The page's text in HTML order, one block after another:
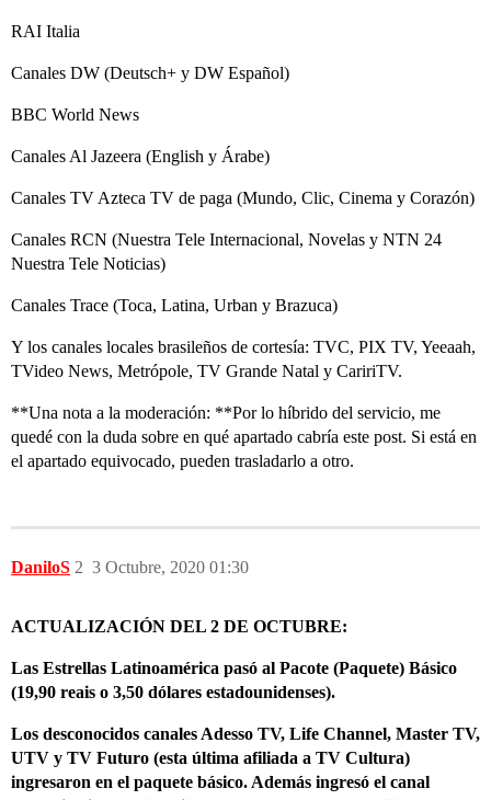
RAI Italia
Canales DW (Deutsch+ y DW Español)
BBC World News
Canales Al Jazeera (English y Árabe)
Canales TV Azteca TV de paga (Mundo, Clic, Cinema y Corazón)
Canales RCN (Nuestra Tele Internacional, Novelas y NTN 24
Nuestra Tele Noticias)
Canales Trace (Toca, Latina, Urban y Brazuca)
Y los canales locales brasileños de cortesía: TVC, PIX TV, Yeeaah,
TVideo News, Metrópole, TV Grande Natal y CaririTV.
**Una nota a la moderación: **Por lo híbrido del servicio, me
quedé con la duda sobre en qué apartado cabría este post. Si está en
el apartado equivocado, pueden trasladarlo a otro.
DaniloS 3 Octubre, 2020 01:30
2
ACTUALIZACIÓN DEL 2 DE OCTUBRE:
Las Estrellas Latinoamérica pasó al Pacote (Paquete) Básico
(19,90 reais o 3,50 dólares estadounidenses).
Los desconocidos canales Adesso TV, Life Channel, Master TV,
UTV y TV Futuro (esta última afiliada a TV Cultura)
ingresaron en el paquete básico. Además ingresó el canal